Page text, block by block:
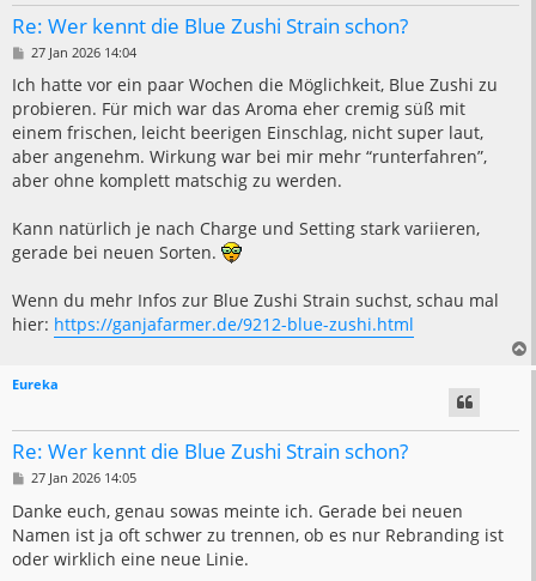
Re: Wer kennt die Blue Zushi Strain schon?
B
i
r
a
g
27 Jan 2026 14:04
Ich hatte vor ein paar Wochen die Möglichkeit, Blue Zushi zu
probieren. Für mich war das Aroma eher cremig süß mit
einem frischen, leicht beerigen Einschlag, nicht super laut,
aber angenehm. Wirkung war bei mir mehr “runterfahren”,
aber ohne komplett matschig zu werden.
Kann natürlich je nach Charge und Setting stark variieren,
gerade bei neuen Sorten.
Wenn du mehr Infos zur Blue Zushi Strain suchst, schau mal
hier: https://ganjafarmer.de/9212-blue-zushi.html
Eureka
Re: Wer kennt die Blue Zushi Strain schon?
B
i
t
r
a
g
27 Jan 2026 14:05
Danke euch, genau sowas meinte ich. Gerade bei neuen
Namen ist ja oft schwer zu trennen, ob es nur Rebranding ist
oder wirklich eine neue Linie.